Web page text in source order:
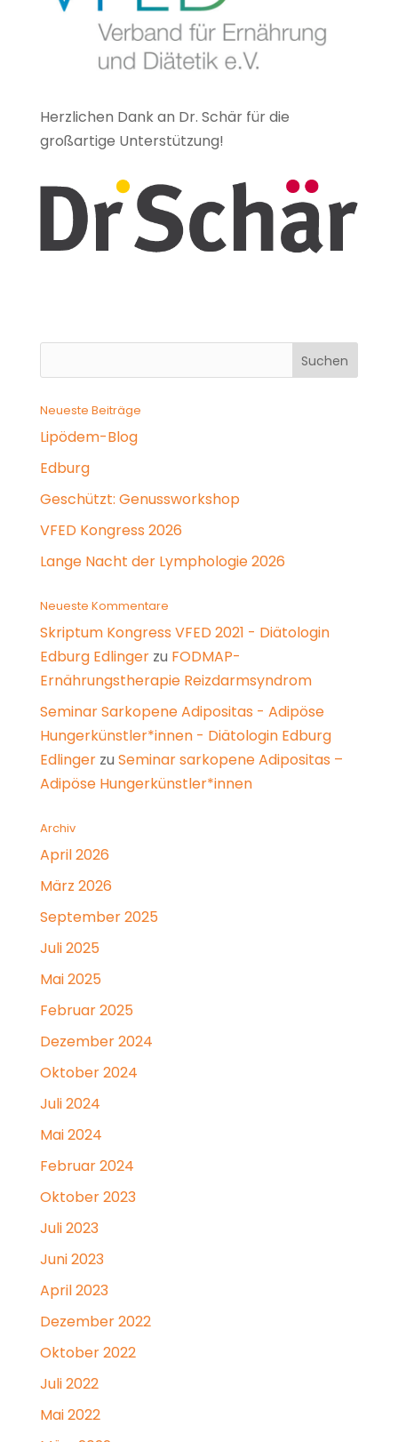
Herzlichen Dank an Dr. Schär für die
großartige Unterstützung!
Neueste Beiträge
Lipödem-Blog
Edburg
Geschützt: Genussworkshop
VFED Kongress 2026
Lange Nacht der Lymphologie 2026
Neueste Kommentare
Skriptum Kongress VFED 2021 - Diätologin
Edburg Edlingerzu FODMAP-
Ernährungstherapie Reizdarmsyndrom
Seminar Sarkopene Adipositas - Adipöse
Hungerkünstler*innen - Diätologin Edburg
Edlingerzu Seminar sarkopene Adipositas –
Adipöse Hungerkünstler*innen
Archiv
April 2026
März 2026
September 2025
Juli 2025
Mai 2025
Februar 2025
Dezember 2024
Oktober 2024
Juli 2024
Mai 2024
Februar 2024
Oktober 2023
Juli 2023
Juni 2023
April 2023
Dezember 2022
Oktober 2022
Juli 2022
Mai 2022